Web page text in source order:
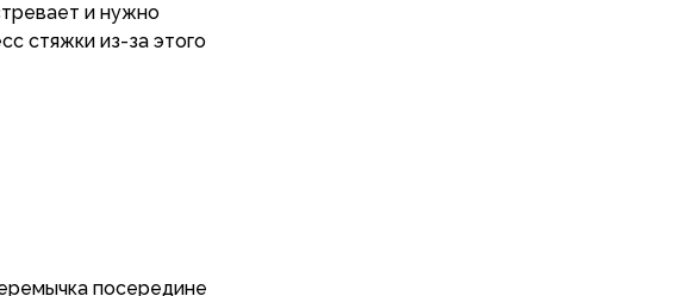
и нужно
стяжки из-за этого
посередине